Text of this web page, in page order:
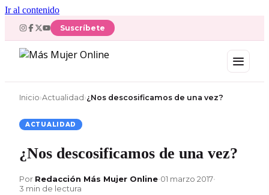
Ir al contenido
Suscríbete
Inicio›Actualidad ›¿Nos descosificamos de una vez?
ACTUALIDAD
¿Nos descosificamos de una vez?
Por Redacción Más Mujer Online•01 marzo 2017•
3 min de lectura